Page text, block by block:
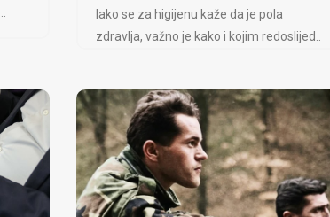
Iako se za higijenu kaže da je pola
zdravlja, važno je kako i kojim redoslijed..